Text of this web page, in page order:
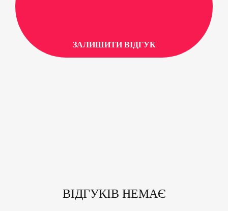
ЗАЛИШИТИ ВІДГУК
ВІДГУКІВ НЕМАЄ